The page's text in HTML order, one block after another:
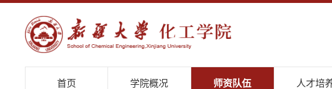
首页 学院概况 师资队伍 人才培